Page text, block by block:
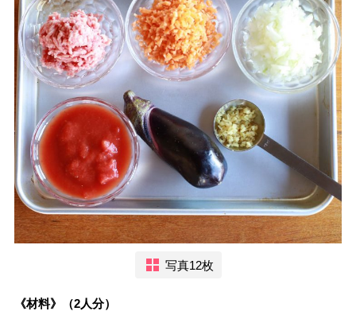
写真12枚
《材料》（2人分）